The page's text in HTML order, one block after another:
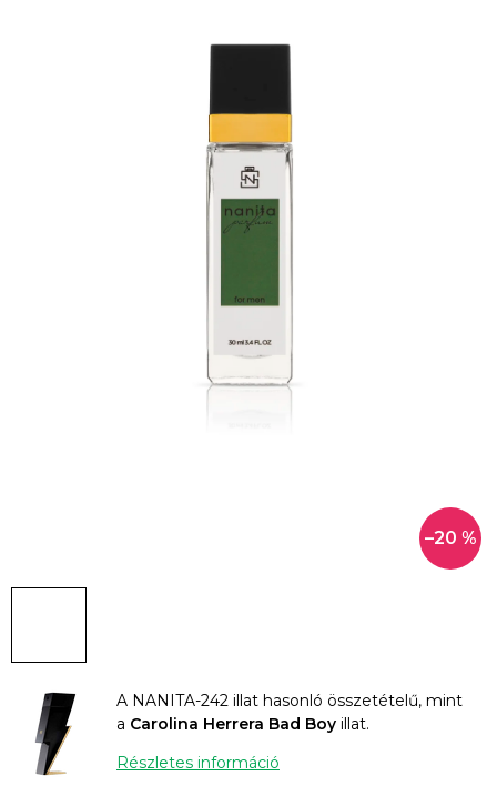
–20 %
A NANITA-242 illat hasonló összetételű, mint
a Carolina Herrera Bad Boy illat.
Részletes információ